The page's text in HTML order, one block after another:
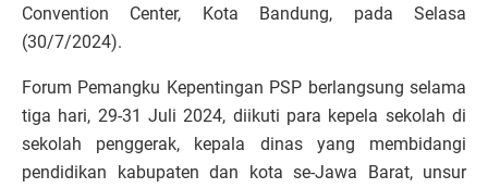
Convention Center, Kota Bandung, pada Selasa
(30/7/2024).
Forum Pemangku Kepentingan PSP berlangsung selama
tiga hari, 29-31 Juli 2024, diikuti para kepela sekolah di
sekolah penggerak, kepala dinas yang membidangi
pendidikan kabupaten dan kota se-Jawa Barat, unsur